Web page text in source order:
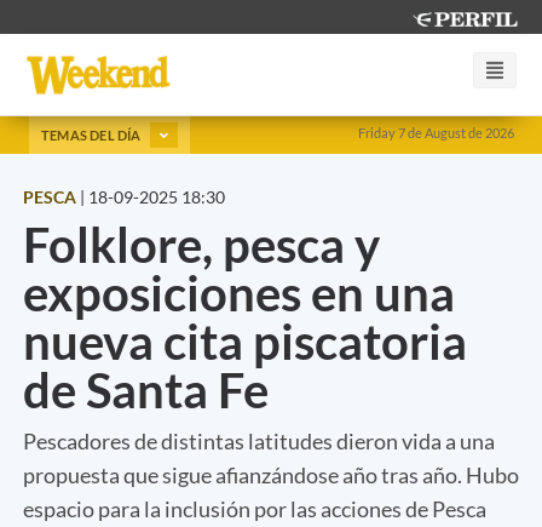
Friday 7 de August de 2026
TEMAS DEL DÍA
PESCA | 18-09-2025 18:30
Folklore, pesca y
exposiciones en una
nueva cita piscatoria
de Santa Fe
Pescadores de distintas latitudes dieron vida a una
propuesta que sigue afianzándose año tras año. Hubo
espacio para la inclusión por las acciones de Pesca